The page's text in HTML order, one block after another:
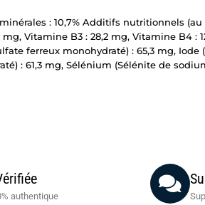
: 10,7% Additifs nutritionnels (au
Vitamine B3 : 28,2 mg, Vitamine B4 :
ferreux monohydraté) : 65,3 mg,
: 61,3 mg, Sélénium (Sélénite de
authentique